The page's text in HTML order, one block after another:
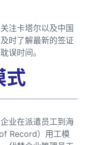
注卡塔尔以及中国
时了解最新的签证
误时间。
式
业在派遣员工到海
Record）用工模